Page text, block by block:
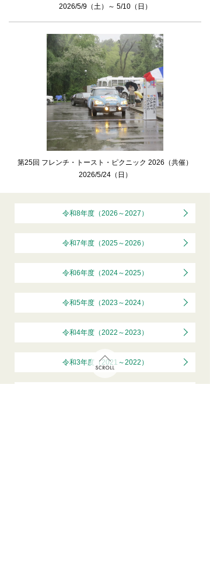
2026/5/9（土）～ 5/10（日）
第25回 フレンチ・トースト・ピクニック 2026（共催）
2026/5/24（日）
令和8年度（2026～2027）
令和7年度（2025～2026）
令和6年度（2024～2025）
令和5年度（2023～2024）
令和4年度（2022～2023）
令和3年度（2021～2022）